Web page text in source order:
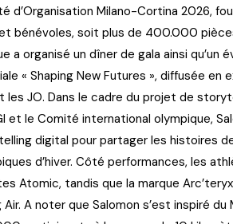
d’Organisation Milano-Cortina 2026,
bénévoles, soit plus de 400.000
a organisé un dîner de gala ainsi
« Shaping New Futures », diffusée en
les JO. Dans le cadre du projet de
et le Comité international olympique,
digital pour partager les histoires
d’hiver. Côté performances, les
Atomic, tandis que la marque
A noter que Salomon s’est inspiré